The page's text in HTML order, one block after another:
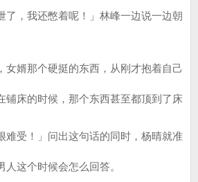
，我还憋着呢！」林峰一边说一边朝
婿那个硬挺的东西，从刚才抱着自己
铺床的时候，那个东西甚至都顶到了床
受！」问出这句话的同时，杨晴就准
这个时候会怎么回答。